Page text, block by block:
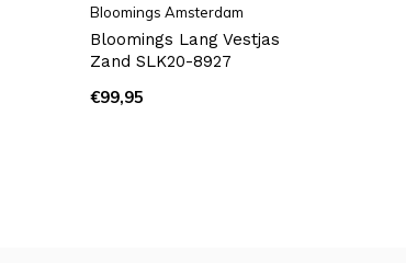
Bloomings Amsterdam
Bloomings Lang Vestjas
Zand SLK20-8927
€99,95